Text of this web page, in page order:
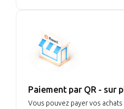
Paiement par QR - sur
Vous pouvez payer vos achats